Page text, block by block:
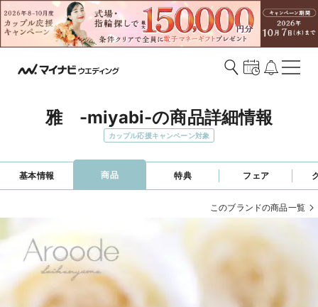
雅　-miyabi-の商品詳細情報
カップル応援キャンペーン対象
基本情報 商品 特典 フェア
このブランドの商品一覧